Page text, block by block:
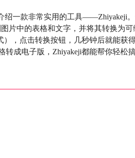
绍一款非常实用的工具——Zhiyakeji
片中的表格和文字，并将其转换为可
，点击转换按钮，几秒钟后就能获
成电子版，Zhiyakeji都能帮你轻松